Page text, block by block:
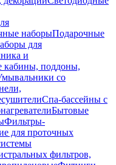
наборыПодарочные
для
и
кабины, поддоны,
со
Спа-бассейны с
Бытовые
Фильтры-
для проточных
фильтров,